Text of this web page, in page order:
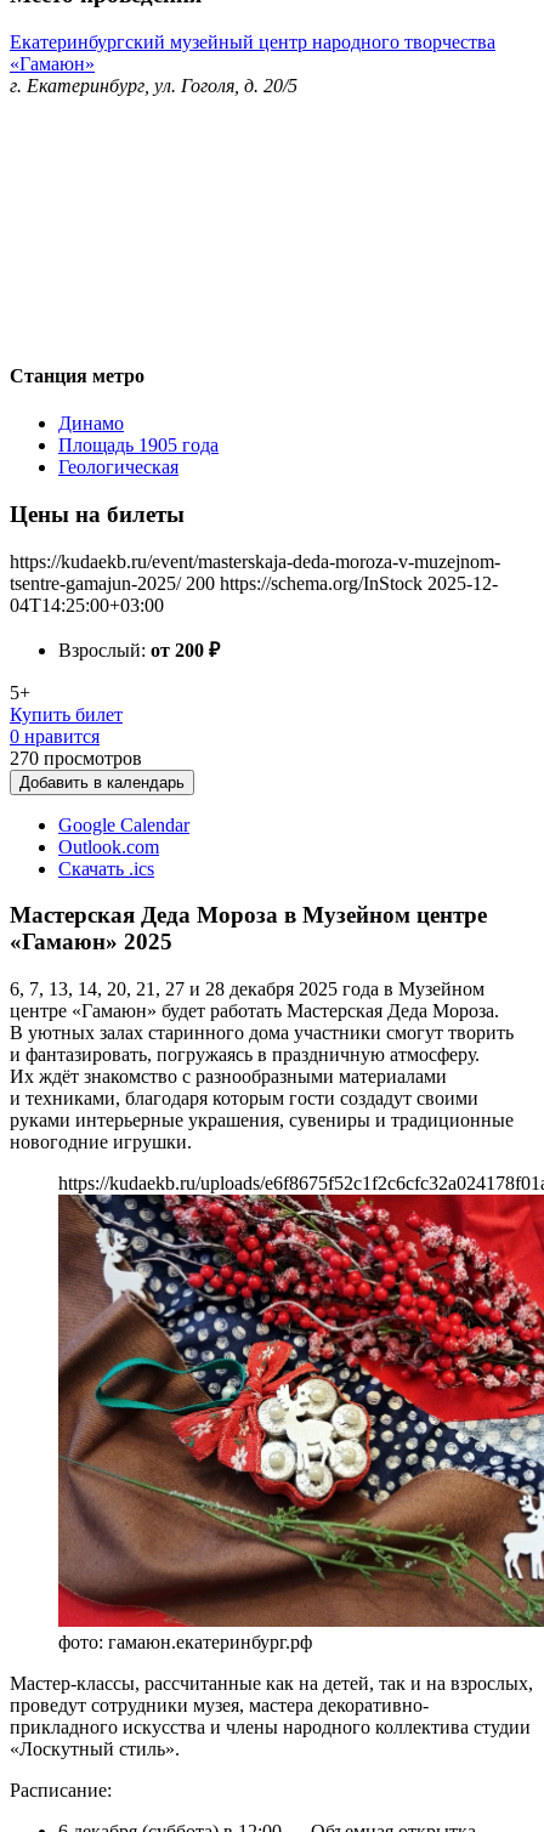
Екатеринбургский музейный центр народного творчества
«Гамаюн»
г. Екатеринбург, ул. Гоголя, д. 20/5
Станция метро
Динамо
Площадь 1905 года
Геологическая
Цены на билеты
https://kudaekb.ru/event/masterskaja-deda-moroza-v-muzejnom-
tsentre-gamajun-2025/ 200 https://schema.org/InStock 2025-12-
04T14:25:00+03:00
Взрослый: от 200 ₽
5+
Купить билет
0 нравится
270 просмотров
Добавить в календарь
Google Calendar
Outlook.com
Скачать .ics
Мастерская Деда Мороза в Музейном центре
«Гамаюн» 2025
6, 7, 13, 14, 20, 21, 27 и 28 декабря 2025 года в Музейном
центре «Гамаюн» будет работать Мастерская Деда Мороза.
В уютных залах старинного дома участники смогут творить
и фантазировать, погружаясь в праздничную атмосферу.
Их ждёт знакомство с разнообразными материалами
и техниками, благодаря которым гости создадут своими
руками интерьерные украшения, сувениры и традиционные
новогодние игрушки.
https://kudaekb.ru/uploads/
фото: гамаюн.екатеринбург.рф
Мастер-классы, рассчитанные как на детей, так и на взрослых,
проведут сотрудники музея, мастера декоративно-
прикладного искусства и члены народного коллектива студии
«Лоскутный стиль».
Расписание: